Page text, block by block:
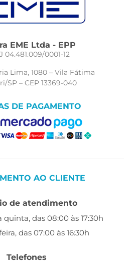
EME Ltda - EPP
04.481.009/0001-12
Lima, 1080 – Vila Fátima
SP – CEP 13369-040
DE PAGAMENTO
AO CLIENTE
de atendimento
quinta, das 08:00 às 17:30h
das 07:00 às 16:30h
Telefones